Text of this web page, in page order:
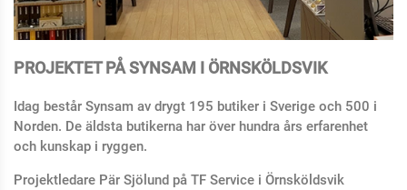
PROJEKTET PÅ SYNSAM I ÖRNSKÖLDSVIK
Idag består Synsam av drygt 195 butiker i Sverige och 500 i
Norden. De äldsta butikerna har över hundra års erfarenhet
och kunskap i ryggen.
Projektledare Pär Sjölund på TF Service i Örnsköldsvik